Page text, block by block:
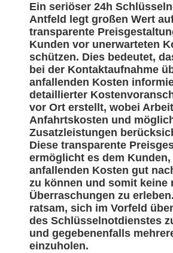
Ein seriöser 24h
Antfeld legt großen Wert
transparente
Kunden vor unerwarteten
schützen. Dies bedeutet,
bei der Kontaktaufnahme
anfallenden Kosten
detaillierter
vor Ort erstellt, wobei
Anfahrtskosten und
Zusatzleistungen
Diese transparente
ermöglicht es dem Kunden,
anfallenden Kosten gut
zu können und somit keine
Überraschungen zu
ratsam, sich im Vorfeld
des Schlüsselnotdienstes
und gegebenenfalls
einzuholen.